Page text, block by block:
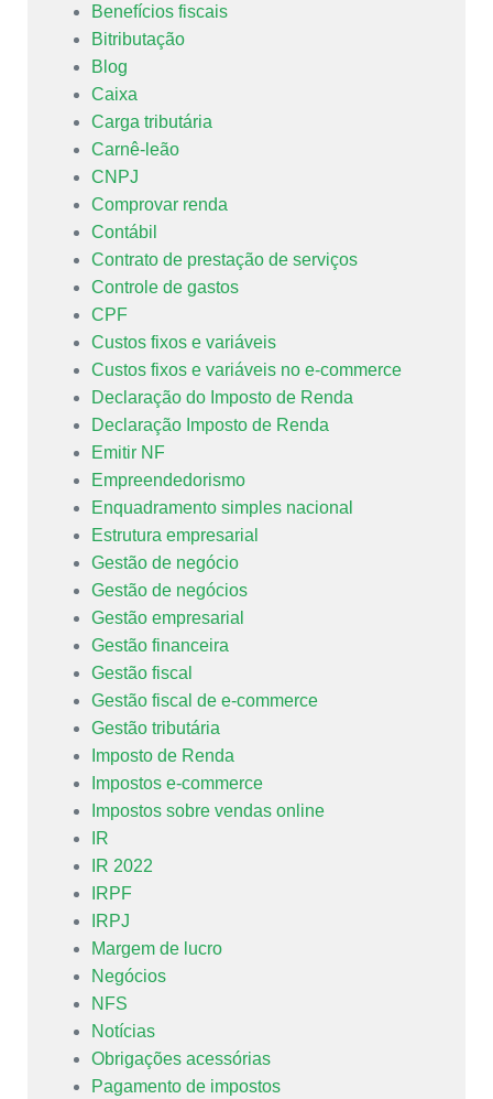
Benefícios fiscais
Bitributação
Blog
Caixa
Carga tributária
Carnê-leão
CNPJ
Comprovar renda
Contábil
Contrato de prestação de serviços
Controle de gastos
CPF
Custos fixos e variáveis
Custos fixos e variáveis no e-commerce
Declaração do Imposto de Renda
Declaração Imposto de Renda
Emitir NF
Empreendedorismo
Enquadramento simples nacional
Estrutura empresarial
Gestão de negócio
Gestão de negócios
Gestão empresarial
Gestão financeira
Gestão fiscal
Gestão fiscal de e-commerce
Gestão tributária
Imposto de Renda
Impostos e-commerce
Impostos sobre vendas online
IR
IR 2022
IRPF
IRPJ
Margem de lucro
Negócios
NFS
Notícias
Obrigações acessórias
Pagamento de impostos